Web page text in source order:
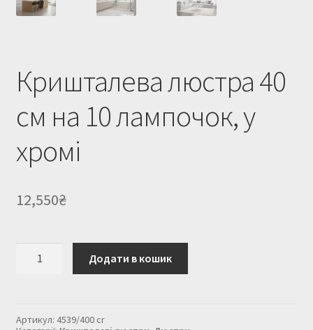
Усi люстри
Кришталева люстра 40
см на 10 лампочок, у
хромі
12,550₴
люстра
10
Додати в кошик
Артикул: 4539/400 cr